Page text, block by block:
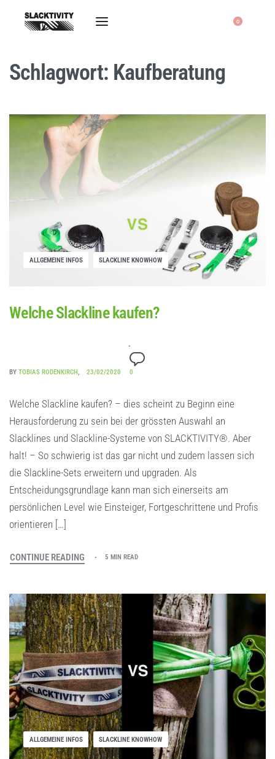
0
Schlagwort: Kaufberatung
ALLGEMEINE INFOS SLACKLINE KNOWHOW
Welche Slackline kaufen?
BY TOBIAS RODENKIRCH 23/02/2020 0
Welche Slackline kaufen? – dies scheint zu Beginn eine
Herausforderung zu sein bei der grössten Auswahl an
Slacklines und Slackline-Systeme von SLACKTIVITY®. Aber
halt! – So schwierig ist das gar nicht und zudem lassen sich
die Slackline-Sets erweitern und upgraden. Als
Entscheidungsgrundlage kann man sich einerseits am
persönlichen Level wie Einsteiger, Fortgeschrittene und Profis
orientieren […]
CONTINUE READING 5 MIN READ
ALLGEMEINE INFOS SLACKLINE KNOWHOW